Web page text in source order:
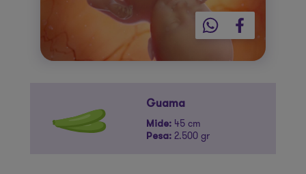
Guama
Mide: 45 cm
Pesa: 2.500 gr